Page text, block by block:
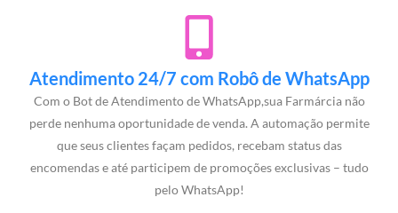
Atendimento 24/7 com Robô de WhatsApp
Com o Bot de Atendimento de WhatsApp,sua Farmárcia não
perde nenhuma oportunidade de venda. A automação permite
que seus clientes façam pedidos, recebam status das
encomendas e até participem de promoções exclusivas – tudo
pelo WhatsApp!